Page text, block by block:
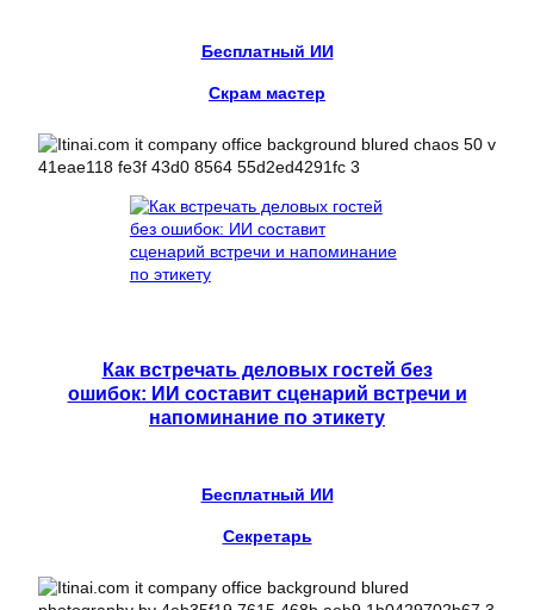
Бесплатный ИИ
Скрам мастер
Как встречать деловых гостей без
ошибок: ИИ составит сценарий встречи и
напоминание по этикету
Бесплатный ИИ
Секретарь